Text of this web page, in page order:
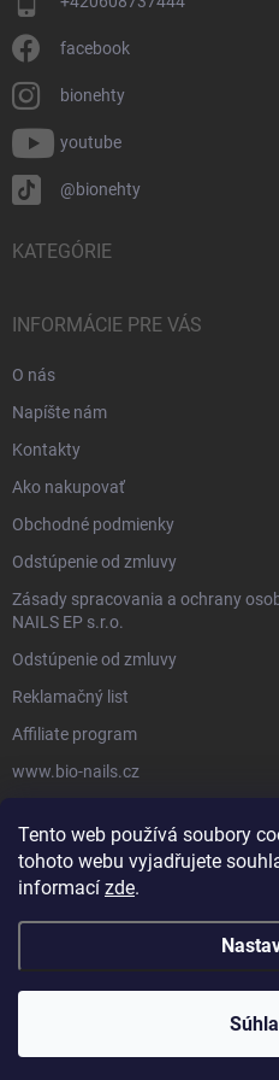
Tento web používá soubory
tohoto webu vyjadřujete
informací zde.
facebook
bionehty
youtube
@bionehty
KATEGÓRIE
INFORMÁCIE PRE VÁS
O nás
Napíšte nám
Kontakty
Ako nakupovať
Obchodné podmienky
Odstúpenie od zmluvy
Zásady spracovania a ochrany
NAILS EP s.r.o.
Odstúpenie od zmluvy
Reklamačný list
Affiliate program
www.bio-nails.cz
FACEBOOK
BIO NAILS